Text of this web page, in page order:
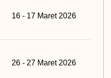
16 - 17 Maret 2026
26 - 27 Maret 2026